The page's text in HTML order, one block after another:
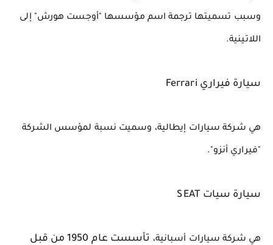
اللاتينية.
سيارة فيراري Ferrari
هي شركة سيارات إيطالية، وسميت نسبة لمؤسس الشركة
"فيراري أنزو".
سيارة سيات SEAT
هي شركة سيارات أسبانية،